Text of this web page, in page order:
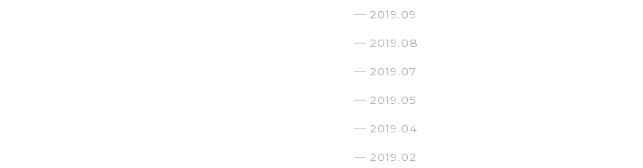
2019.09
2019.08
2019.07
2019.05
2019.04
2019.02